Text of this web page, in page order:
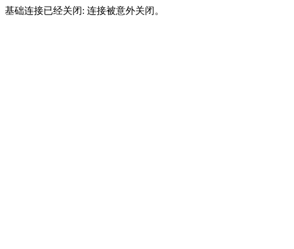
基础连接已经关闭: 连接被意外关闭。